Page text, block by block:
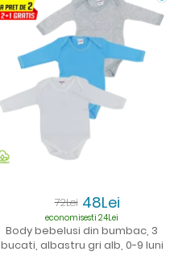
72Lei 48Lei
economisesti 24Lei
Body bebelusi din bumbac, 3
bucati, albastru gri alb, 0-9 luni